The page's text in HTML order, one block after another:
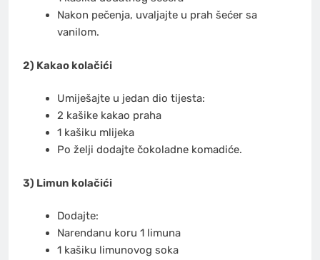
Nakon pečenja, uvaljajte u prah šećer sa
vanilom.
2) Kakao kolačići
Umiješajte u jedan dio tijesta:
2 kašike kakao praha
1 kašiku mlijeka
Po želji dodajte čokoladne komadiće.
3) Limun kolačići
Dodajte:
Narendanu koru 1 limuna
1 kašiku limunovog soka